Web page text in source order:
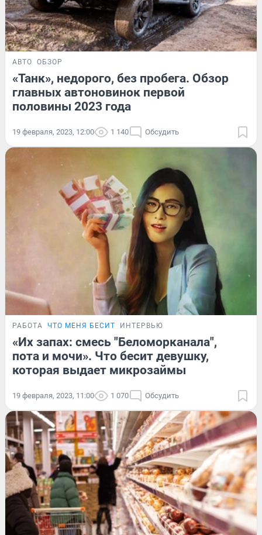
АВТО ОБЗОР
«Танк», недорого, без пробега. Обзор
главных автоновинок первой
половины 2023 года
19 февраля, 2023, 12:00 1 140 Обсудить
РАБОТА ЧТО МЕНЯ БЕСИТ ИНТЕРВЬЮ
«Их запах: смесь "Беломорканала",
пота и мочи». Что бесит девушку,
которая выдает микрозаймы
19 февраля, 2023, 11:00 1 070 Обсудить